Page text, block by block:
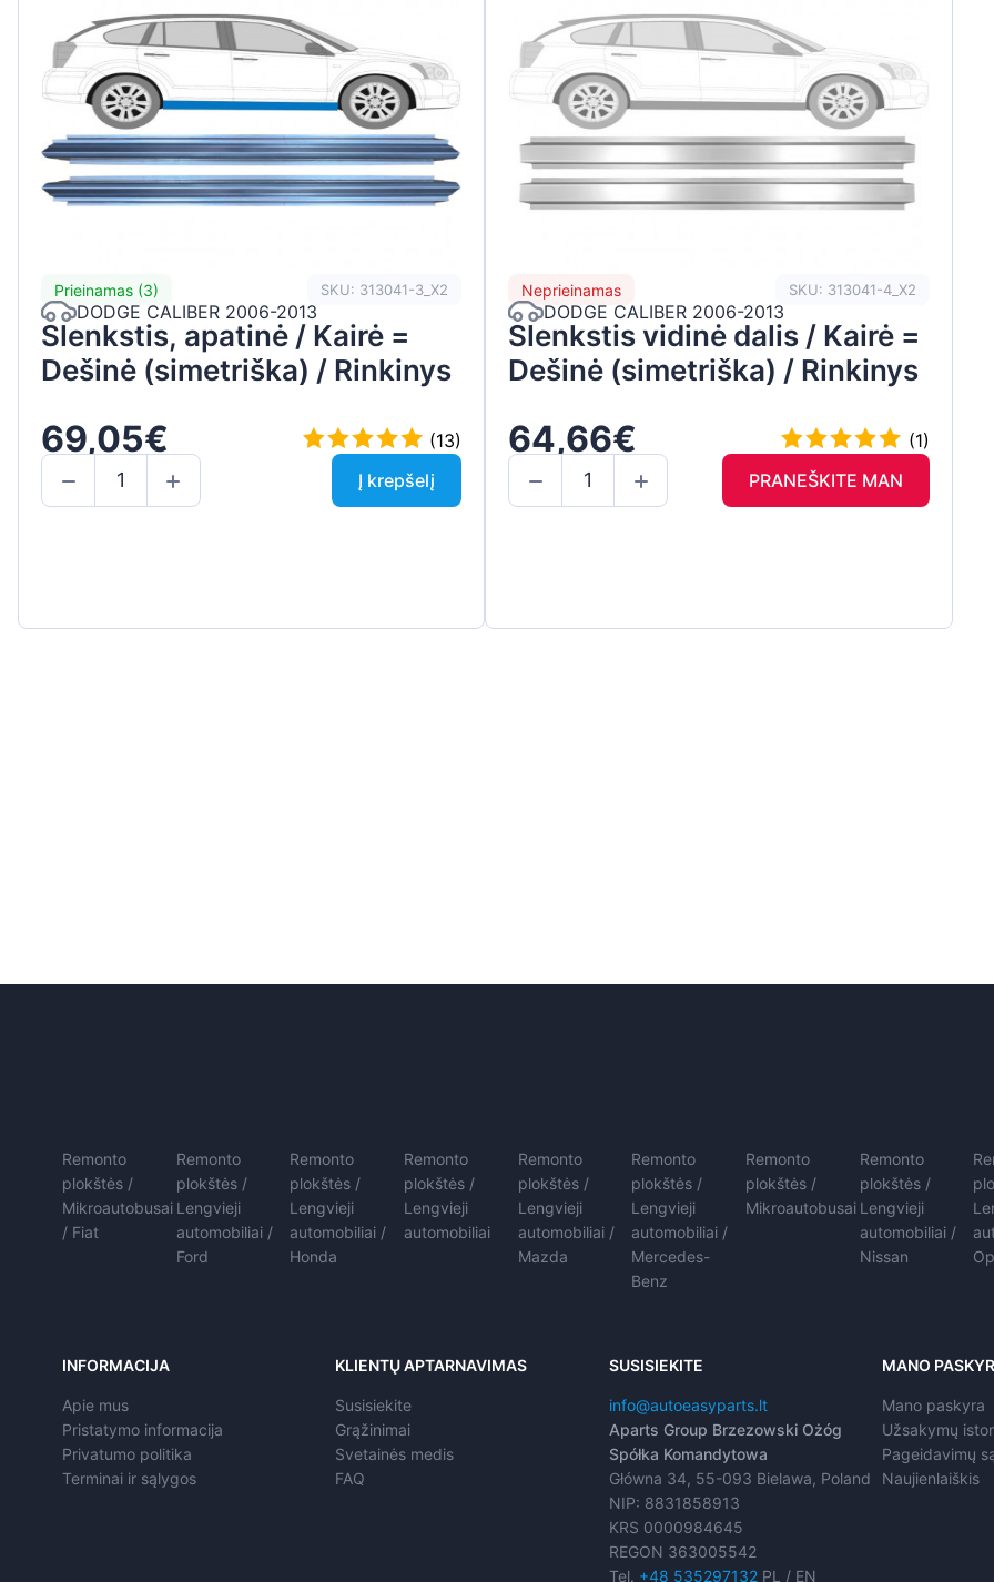
Prieinamas (3) SKU: 313041-3_X2
DODGE CALIBER 2006-2013
Slenkstis, apatinė / Kairė =
Dešinė (simetriška) / Rinkinys
69,05€
(13)
Į krepšelį
Neprieinamas SKU: 313041-4_X2
DODGE CALIBER 2006-2013
Slenkstis vidinė dalis / Kairė =
Dešinė (simetriška) / Rinkinys
64,66€
(1)
PRANEŠKITE MAN
Remonto
plokštės /
Mikroautobusai
/ Fiat
Remonto
plokštės /
Lengvieji
automobiliai /
Ford
Remonto
plokštės /
Lengvieji
automobiliai /
Honda
Remonto
plokštės /
Lengvieji
automobiliai
Remonto
plokštės /
Lengvieji
automobiliai /
Mazda
Remonto
plokštės /
Lengvieji
automobiliai /
Mercedes-
Benz
Remonto
plokštės /
Mikroautobusai
Remonto
plokštės /
Lengvieji
automobiliai /
Nissan
INFORMACIJA
Apie mus
Pristatymo informacija
Privatumo politika
Terminai ir sąlygos
KLIENTŲ APTARNAVIMAS
Susisiekite
Grąžinimai
Svetainės medis
FAQ
SUSISIEKITE
info@autoeasyparts.lt
Aparts Group Brzezowski Ożóg
Spółka Komandytowa
Główna 34, 55-093 Bielawa, Poland
NIP: 8831858913
KRS 0000984645
REGON 363005542
Tel. +48 535297132PL / EN
MANO
Mano paskyra
Užsakymų
Pageidavimų
Naujienlaiškis